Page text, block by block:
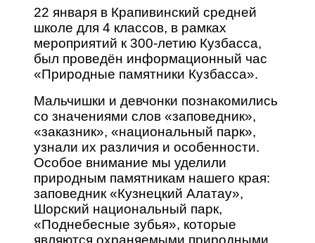
22 января в Крапивинский средней
школе для 4 классов, в рамках
мероприятий к 300-летию Кузбасса,
был проведён информационный час
«Природные памятники Кузбасса».
Мальчишки и девчонки познакомились
со значениями слов «заповедник»,
«заказник», «национальный парк»,
узнали их различия и особенности.
Особое внимание мы уделили
природным памятникам нашего края:
заповедник «Кузнецкий Алатау»,
Шорский национальный парк,
«Поднебесные зубья», которые
являются охраняемыми природными